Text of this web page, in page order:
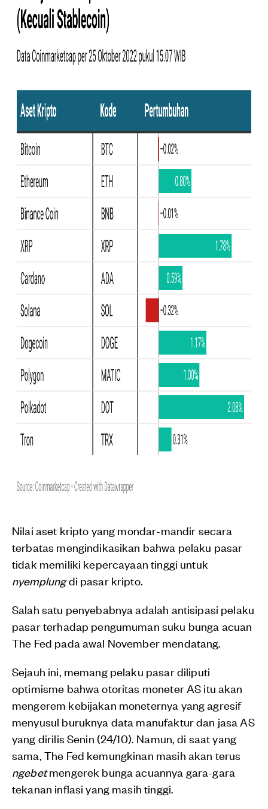
Nilai aset kripto yang mondar-mandir secara
terbatas mengindikasikan bahwa pelaku pasar
tidak memiliki kepercayaan tinggi untuk
nyemplungdi pasar kripto.
Salah satu penyebabnya adalah antisipasi pelaku
pasar terhadap pengumuman suku bunga acuan
The Fed pada awal November mendatang.
Sejauh ini, memang pelaku pasar diliputi
optimisme bahwa otoritas moneter AS itu akan
mengerem kebijakan moneternya yang agresif
menyusul buruknya data manufaktur dan jasa AS
yang dirilis Senin (24/10). Namun, di saat yang
sama, The Fed kemungkinan masih akan terus
ngebetmengerek bunga acuannya gara-gara
tekanan inflasi yang masih tinggi.